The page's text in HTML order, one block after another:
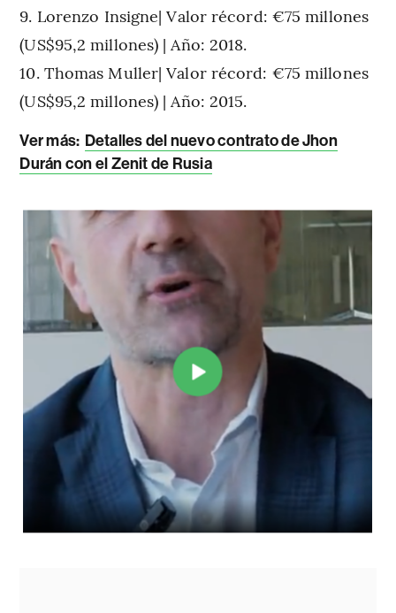
Lorenzo Insigne| Valor récord: €75 millones
(US$95,2 millones) | Año: 2018.
Thomas Muller| Valor récord: €75 millones
(US$95,2 millones) | Año: 2015.
Ver más: Detalles del nuevo contrato de Jhon
Durán con el Zenit de Rusia